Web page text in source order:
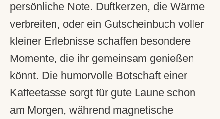
persönliche Note. Duftkerzen, die Wärme
verbreiten, oder ein Gutscheinbuch voller
kleiner Erlebnisse schaffen besondere
Momente, die ihr gemeinsam genießen
könnt. Die humorvolle Botschaft einer
Kaffeetasse sorgt für gute Laune schon
am Morgen, während magnetische